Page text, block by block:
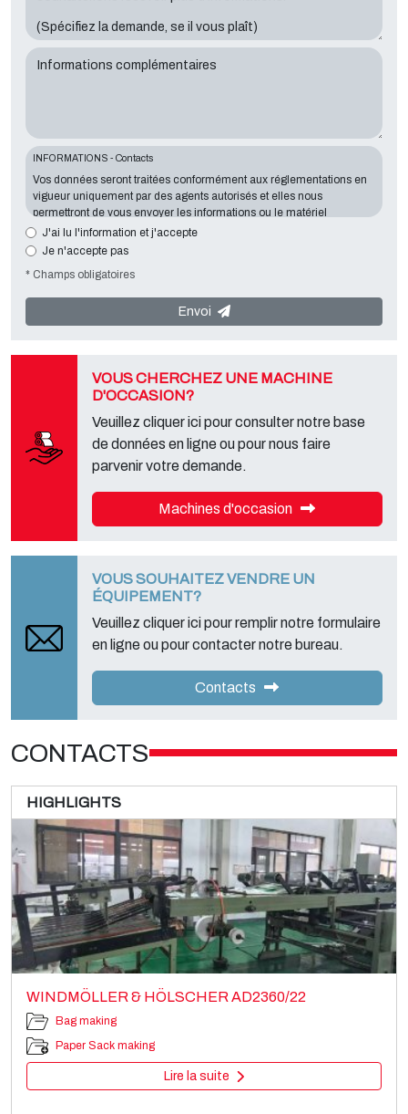
Informations complémentaires
INFORMATIONS - Contacts
Vos données seront traitées conformément aux réglementations en
vigueur uniquement par des agents autorisés et elles nous
permettront de vous envoyer les informations ou le matériel
demandés. La communication d'information est essentielle au
regard de l'objectif exposé; les données manquantes nous mettront
Le responsable du traitement des données est
ne seront ni communiquées ni transmises à des tiers. Vous pouvez
contacter le "Service Confidentialité" auprès du responsable du
télécharger ces informations à partir de la page "confidentialité" de
J'ai lu l'information et j'accepte
Je n'accepte pas
* Champs obligatoires
Envoi
VOUS CHERCHEZ UNE MACHINE
D'OCCASION?
Veuillez cliquer ici pour consulter notre base
de données en ligne ou pour nous faire
parvenir votre demande.
Machines d'occasion
VOUS SOUHAITEZ VENDRE UN
ÉQUIPEMENT?
Veuillez cliquer ici pour remplir notre formulaire
en ligne ou pour contacter notre bureau.
Contacts
CONTACTS
HIGHLIGHTS
WINDMÖLLER & HÖLSCHER AD2360/22
Bag making
Paper Sack making
Lire la suite